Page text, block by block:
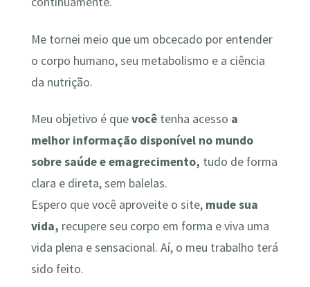
Me tornei meio que um obcecado por entender
o corpo humano, seu metabolismo e a ciência
da nutrição.
Meu objetivo é quevocêtenha acesso a
melhor informação disponível no mundo
sobre saúde e emagrecimento, tudo de forma
clara e direta, sem balelas.
Espero que você aproveite o site, mude sua
vida, recupere seu corpo em forma e viva uma
vida plena e sensacional. Aí, o meu trabalho terá
sido feito.